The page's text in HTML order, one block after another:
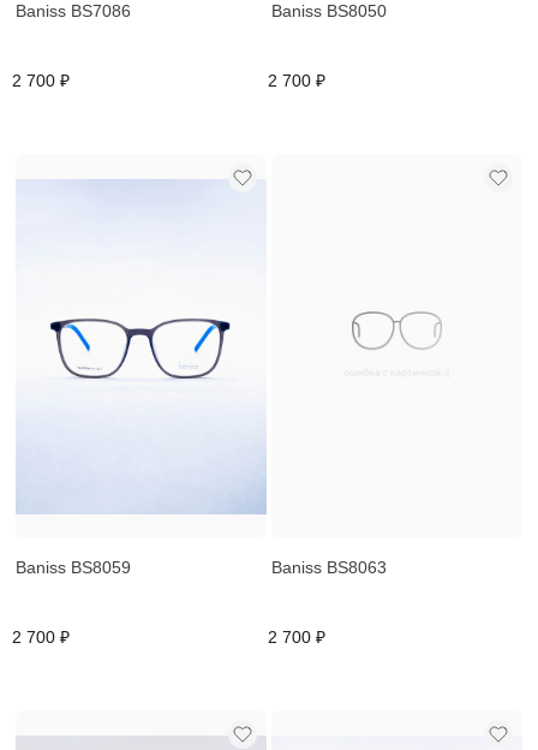
Baniss BS7086
2 700 ₽
Baniss BS8050
2 700 ₽
Baniss BS8059
2 700 ₽
Baniss BS8063
2 700 ₽